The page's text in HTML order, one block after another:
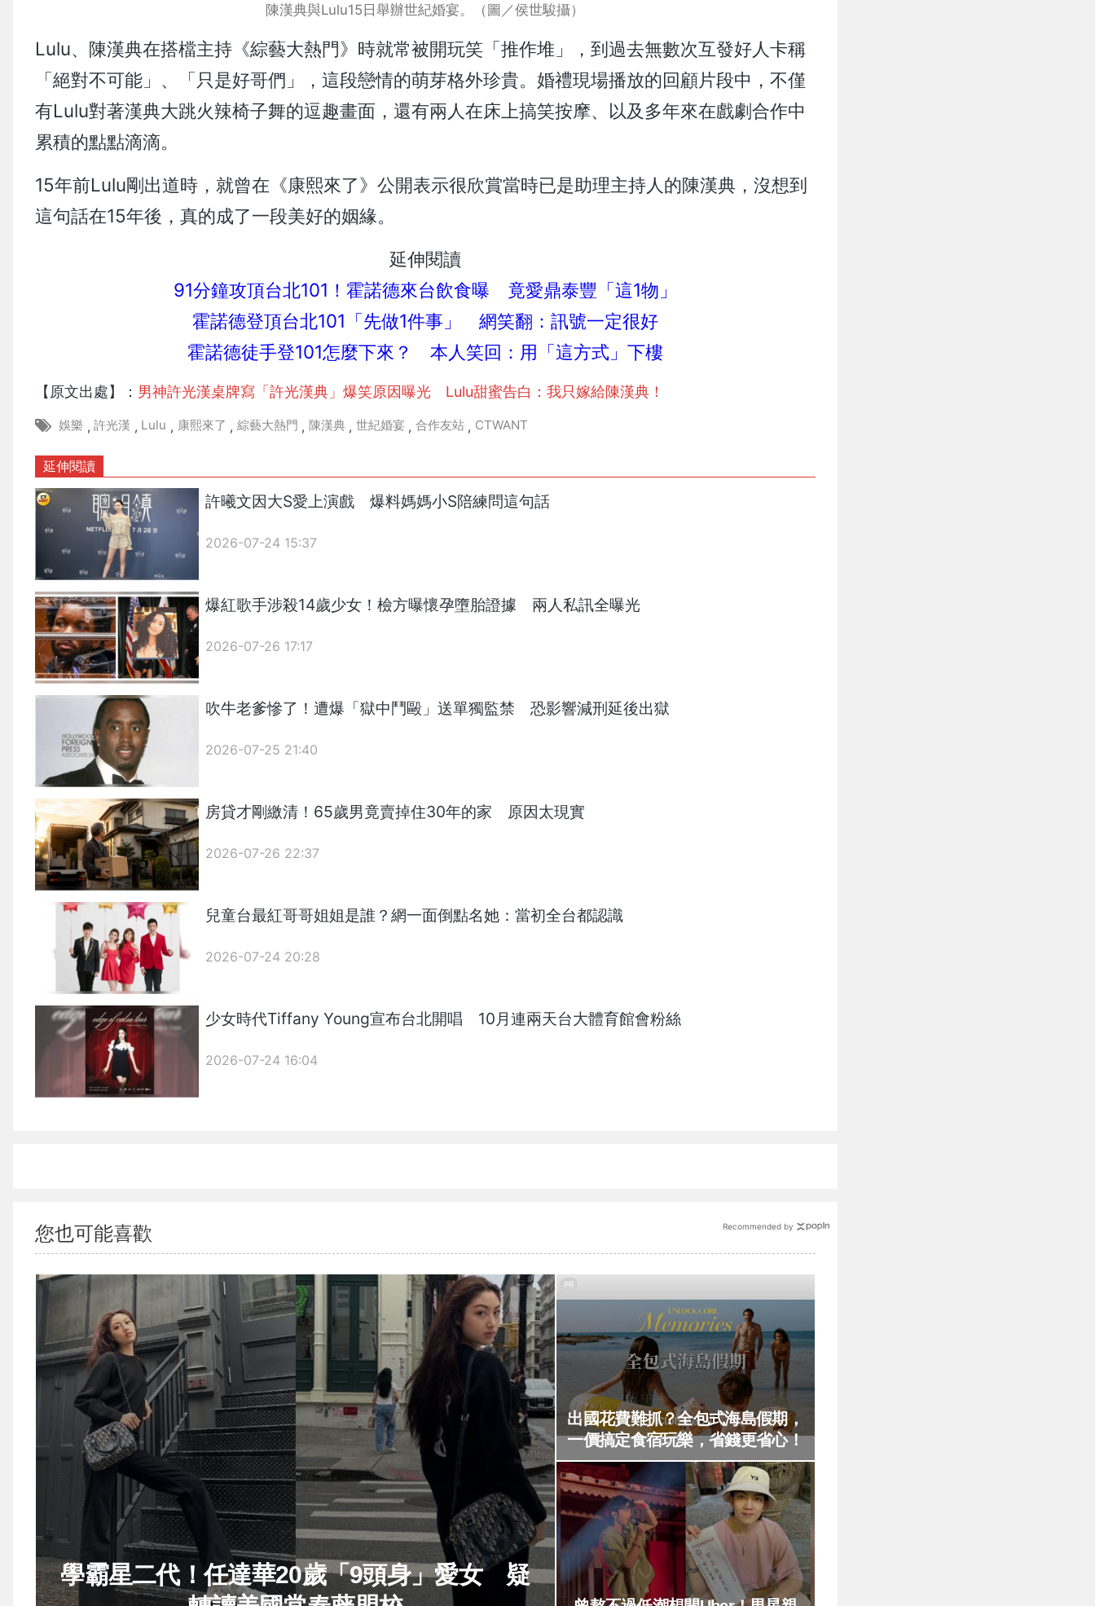
陳漢典與Lulu15日舉辦世紀婚宴。（圖／侯世駿攝）
Lulu、陳漢典在搭檔主持《綜藝大熱門》時就常被開玩笑「推作堆」，到過去無數次互發好人卡稱
「絕對不可能」、「只是好哥們」，這段戀情的萌芽格外珍貴。婚禮現場播放的回顧片段中，不僅
有Lulu對著漢典大跳火辣椅子舞的逗趣畫面，還有兩人在床上搞笑按摩、以及多年來在戲劇合作中
累積的點點滴滴。
15年前Lulu剛出道時，就曾在《康熙來了》公開表示很欣賞當時已是助理主持人的陳漢典，沒想到
這句話在15年後，真的成了一段美好的姻緣。
延伸閱讀
91分鐘攻頂台北101！霍諾德來台飲食曝 竟愛鼎泰豐「這1物」
霍諾德登頂台北101「先做1件事」 網笑翻：訊號一定很好
霍諾德徒手登101怎麼下來？ 本人笑回：用「這方式」下樓
【原文出處】： 男神許光漢桌牌寫「許光漢典」爆笑原因曝光 Lulu甜蜜告白：我只嫁給陳漢典！
娛樂 , 許光漢 , Lulu , 康熙來了 , 綜藝大熱門 , 陳漢典 , 世紀婚宴 , 合作友站 , CTWANT
延伸閱讀
許曦文因大S愛上演戲 爆料媽媽小S陪練問這句話
2026-07-24 15:37
爆紅歌手涉殺14歲少女！檢方曝懷孕墮胎證據 兩人私訊全曝光
2026-07-26 17:17
吹牛老爹慘了！遭爆「獄中鬥毆」送單獨監禁 恐影響減刑延後出獄
2026-07-25 21:40
房貸才剛繳清！65歲男竟賣掉住30年的家 原因太現實
2026-07-26 22:37
兒童台最紅哥哥姐姐是誰？網一面倒點名她：當初全台都認識
2026-07-24 20:28
少女時代Tiffany Young宣布台北開唱 10月連兩天台大體育館會粉絲
2026-07-24 16:04
您也可能喜歡
學霸星二代！任達華20歲「9頭身」愛女 疑
出國花費難抓？全包式海島假期，
一價搞定食宿玩樂，省錢更省心！
PR
Recommended by